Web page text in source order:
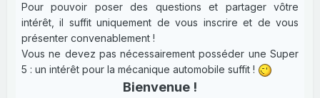
Pour pouvoir poser des questions et partager vôtre
intérêt, il suffit uniquement de vous inscrire et de vous
présenter convenablement !
Vous ne devez pas nécessairement posséder une Super
5 : un intérêt pour la mécanique automobile suffit !
Bienvenue !